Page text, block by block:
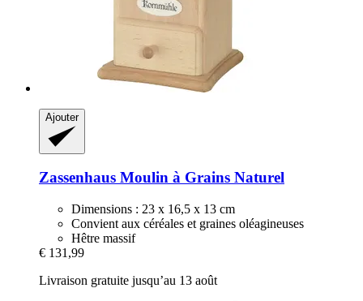
Ajouter
Zassenhaus Moulin à Grains Naturel
Dimensions : 23 x 16,5 x 13 cm
Convient aux céréales et graines oléagineuses
Hêtre massif
€ 131,99
Livraison gratuite jusqu’au 13 août